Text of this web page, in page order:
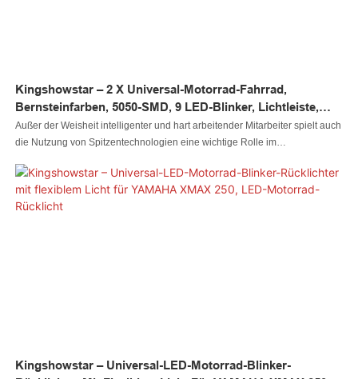
Kingshowstar – 2 X Universal-Motorrad-Fahrrad,
Bernsteinfarben, 5050-SMD, 9 LED-Blinker, Lichtleiste,
LED-Motorrad-Fahrradlicht
Außer der Weisheit intelligenter und hart arbeitender Mitarbeiter spielt auch
die Nutzung von Spitzentechnologien eine wichtige Rolle im
9 LED-Blinker-Lichtstreifenlampe. Das Produkt ist auf den Bereich (die
Bereiche) des Motorrad-Beleuchtungssystems ausgerichtet
Kingshowstar – Universal-LED-Motorrad-Blinker-